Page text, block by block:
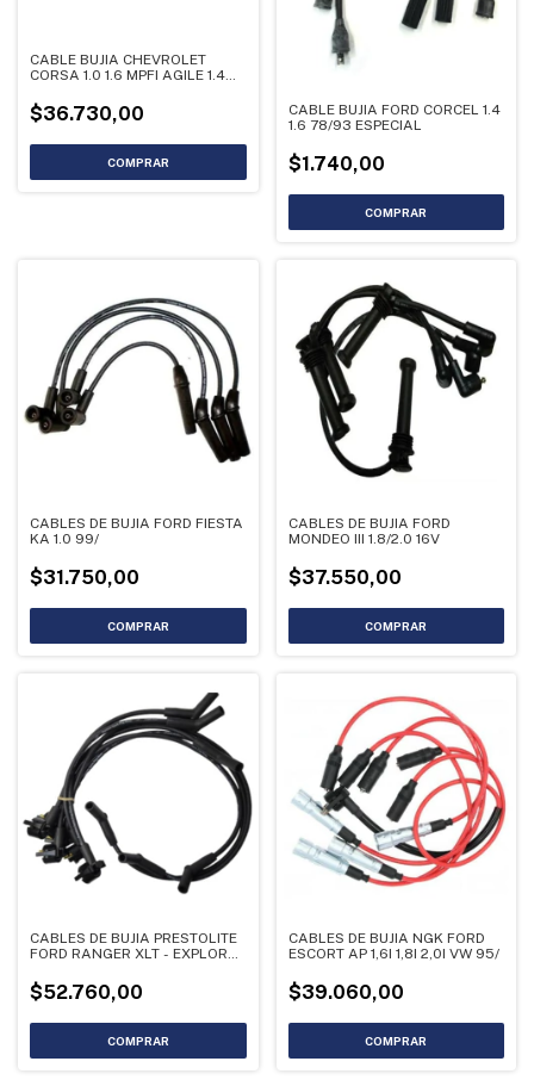
CABLE BUJIA CHEVROLET
CORSA 1.0 1.6 MPFI AGILE 1.4
$36.730,00
CABLE BUJIA FORD CORCEL 1.4
1.6 78/93 ESPECIAL
$1.740,00
CABLES DE BUJIA FORD FIESTA
KA 1.0 99/
$31.750,00
CABLES DE BUJIA FORD
MONDEO III 1.8/2.0 16V
$37.550,00
CABLES DE BUJIA PRESTOLITE
FORD RANGER XLT - EXPLORER
$52.760,00
CABLES DE BUJIA NGK FORD
ESCORT AP 1,6I 1,8I 2,0I VW 95/
$39.060,00